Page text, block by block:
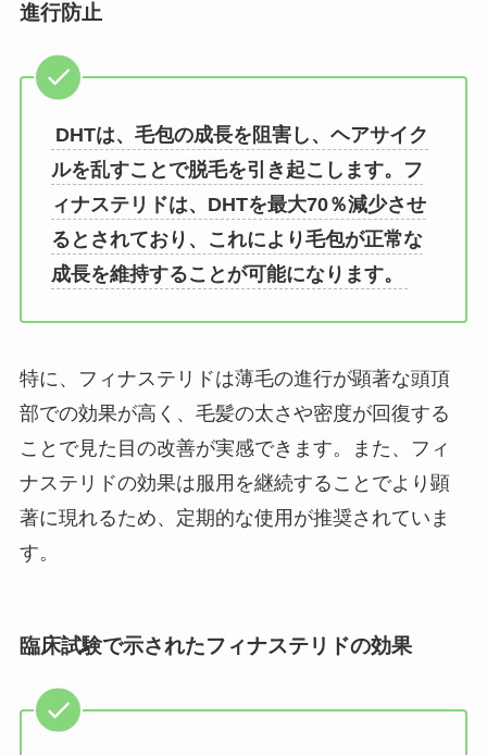
進行防止
DHTは、毛包の成長を阻害し、ヘアサイク
ルを乱すことで脱毛を引き起こします。フ
ィナステリドは、DHTを最大70％減少させ
るとされており、これにより毛包が正常な
成長を維持することが可能になります。
特に、フィナステリドは薄毛の進行が顕著な頭頂
部での効果が高く、毛髪の太さや密度が回復する
ことで見た目の改善が実感できます。また、フィ
ナステリドの効果は服用を継続することでより顕
著に現れるため、定期的な使用が推奨されていま
す。
臨床試験で示されたフィナステリドの効果